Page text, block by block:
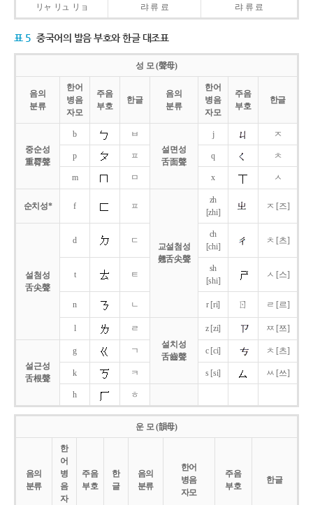
リャ リュ リョ 랴 류 료 랴 류 료
표 5 중국어의 발음 부호와 한글 대조표
성 모 (聲母)
음의
분류
한어
병음
자모
주음
부호
한글
음의
분류
한어
병음
자모
주음
부호
한글
중순성
重脣聲
b
ㅂ
설면성
舌面聲
j ㅈ
p ㅍ q ㅊ
m ㅁ x ㅅ
순치성* f ㅍ
교설첨성
翹舌尖聲
zh
[zhi]
ㅈ [즈]
설첨성
舌尖聲
d ㄷ
ch
[chi]
ㅊ [츠]
t ㅌ
sh
[shi]
ㅅ [스]
n ㄴ r [ri] ㄖ ㄹ [르]
l
ㄹ
설치성
舌齒聲
z [zi] ㅉ [쯔]
설근성
舌根聲
g ㄱ c [ci] ㅊ [츠]
k ㅋ s [si] ㅆ [쓰]
h ㅎ
운 모 (韻母)
음의
분류
한
어
병
음
자
주음
부호
한
글
음의
분류
한어
병음
자모
주음
부호
한글